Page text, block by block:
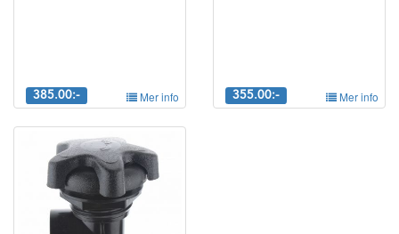
385.00:- Mer info 355.00:- Mer info